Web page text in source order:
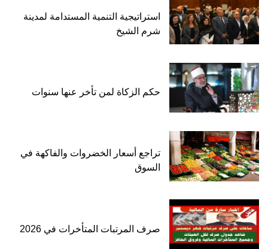
استراتيجية التنمية المستدامة لمدينة
شرم الشيخ
حكم الزكاة لمن تأخر عنها سنوات
تراجع أسعار الخضروات والفاكهة في
السوق
صرف المرتبات المتأخرات في 2026